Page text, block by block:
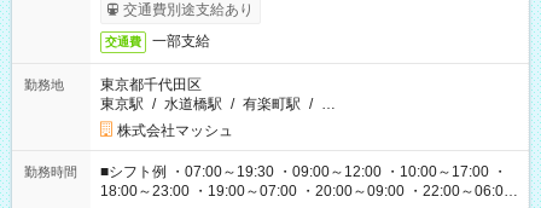
交通費別途支給あり
交通費 一部支給
勤務地
東京都千代田区
東京駅 / 水道橋駅 / 有楽町駅 / …
株式会社マッシュ
勤務時間
■シフト例 ・07:00～19:30 ・09:00～12:00 ・10:00～17:00 ・
18:00～23:00 ・19:00～07:00 ・20:00～09:00 ・22:00～06:00